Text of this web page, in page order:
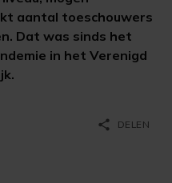
aantal toeschouwers
Dat was sinds het
in het Verenigd
share DELEN